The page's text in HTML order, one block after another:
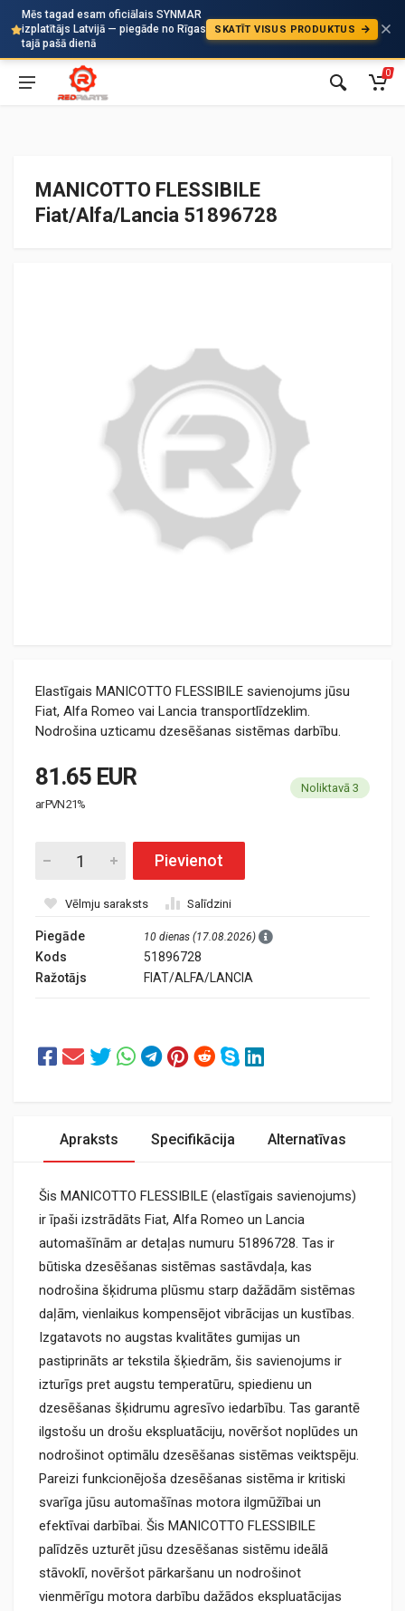
Mēs tagad esam oficiālais SYNMAR
izplatītājs Latvijā — piegāde no Rīgas
tajā pašā dienā
SKATĪT VISUS PRODUKTUS
Auto
0
MANICOTTO FLESSIBILE
Fiat/Alfa/Lancia 51896728
Elastīgais MANICOTTO FLESSIBILE savienojums jūsu
Fiat, Alfa Romeo vai Lancia transportlīdzeklim.
Nodrošina uzticamu dzesēšanas sistēmas darbību.
81.65 EUR
ar PVN 21%
Noliktavā 3
Pievienot
Vēlmju saraksts Salīdzini
Piegāde 10 dienas (17.08.2026)
Kods
51896728
Ražotājs
FIAT/ALFA/LANCIA
Apraksts Specifikācija Alternatīvas
Šis MANICOTTO FLESSIBILE (elastīgais savienojums)
ir īpaši izstrādāts Fiat, Alfa Romeo un Lancia
automašīnām ar detaļas numuru 51896728. Tas ir
būtiska dzesēšanas sistēmas sastāvdaļa, kas
nodrošina šķidruma plūsmu starp dažādām sistēmas
daļām, vienlaikus kompensējot vibrācijas un kustības.
Izgatavots no augstas kvalitātes gumijas un
pastiprināts ar tekstila šķiedrām, šis savienojums ir
izturīgs pret augstu temperatūru, spiedienu un
dzesēšanas šķidrumu agresīvo iedarbību. Tas garantē
ilgstošu un drošu ekspluatāciju, novēršot noplūdes un
nodrošinot optimālu dzesēšanas sistēmas veiktspēju.
Pareizi funkcionējoša dzesēšanas sistēma ir kritiski
svarīga jūsu automašīnas motora ilgmūžībai un
efektīvai darbībai. Šis MANICOTTO FLESSIBILE
palīdzēs uzturēt jūsu dzesēšanas sistēmu ideālā
stāvoklī, novēršot pārkaršanu un nodrošinot
vienmērīgu motora darbību dažādos ekspluatācijas